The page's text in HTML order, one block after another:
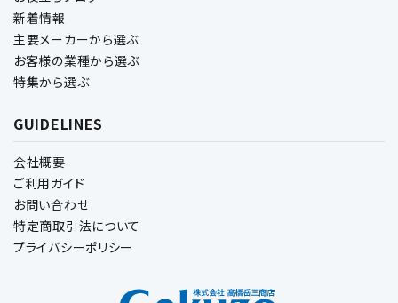
新着情報
主要メーカーから選ぶ
お客様の業種から選ぶ
特集から選ぶ
GUIDELINES
会社概要
ご利用ガイド
お問い合わせ
特定商取引法について
プライバシーポリシー